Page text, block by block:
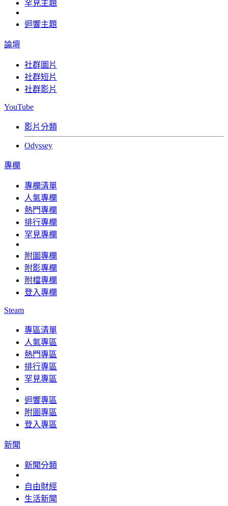
罕見主題
迴響主題
論壇
社群圖片
社群短片
社群影片
YouTube
影片分類
Odyssey
專欄
專欄清單
人氣專欄
熱門專欄
排行專欄
罕見專欄
附圖專欄
附影專欄
附檔專欄
登入專欄
Steam
專區清單
人氣專區
熱門專區
排行專區
罕見專區
迴響專區
附圖專區
登入專區
新聞
新聞分類
自由財經
生活新聞